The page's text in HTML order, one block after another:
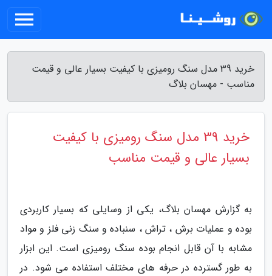
خرید 39 مدل سنگ رومیزی با کیفیت بسیار عالی و قیمت
مناسب - مهسان بلاگ
خرید 39 مدل سنگ رومیزی با کیفیت
بسیار عالی و قیمت مناسب
به گزارش مهسان بلاگ، یکی از وسایلی که بسیار کاربردی
بوده و عملیات برش ، تراش ، سنباده و سنگ زنی فلز و مواد
مشابه با آن قابل انجام بوده سنگ رومیزی است. این ابزار
به طور گسترده در حرفه های مختلف استفاده می شود. در